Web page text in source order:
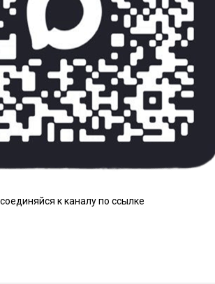
к каналу по ссылке